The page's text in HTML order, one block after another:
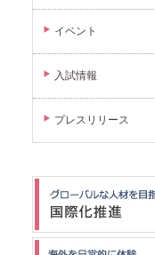
イベント
入試情報
プレスリリース